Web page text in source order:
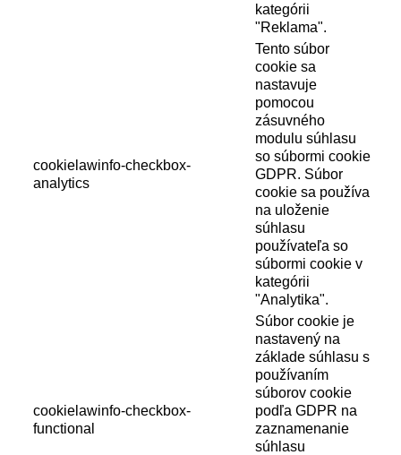
kategórii
"Reklama".
cookielawinfo-checkbox-
analytics
Tento súbor
cookie sa
nastavuje
pomocou
zásuvného
modulu súhlasu
so súbormi cookie
GDPR. Súbor
cookie sa používa
na uloženie
súhlasu
používateľa so
súbormi cookie v
kategórii
"Analytika".
cookielawinfo-checkbox-
functional
Súbor cookie je
nastavený na
základe súhlasu s
používaním
súborov cookie
podľa GDPR na
zaznamenanie
súhlasu